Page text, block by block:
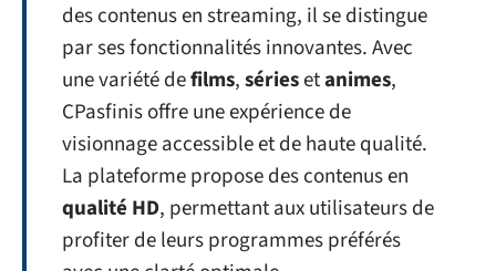
des contenus en streaming, il se distingue
par ses fonctionnalités innovantes. Avec
une variété defilms,sériesetanimes,
CPasfinis offre une expérience de
visionnage accessible et de haute qualité.
La plateforme propose des contenus en
qualité HD, permettant aux utilisateurs de
profiter de leurs programmes préférés